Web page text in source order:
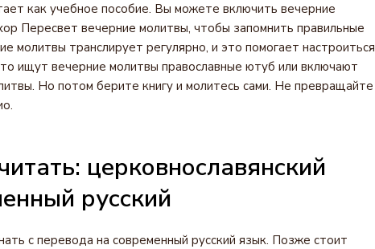
как учебное пособие. Вы можете включить вечерние
Пересвет вечерние молитвы, чтобы запомнить правильные
молитвы транслирует регулярно, и это помогает настроиться
ищут вечерние молитвы православные ютуб или включают
Но потом берите книгу и молитесь сами. Не превращайте
церковнославянский
русский
с перевода на современный русский язык. Позже стоит